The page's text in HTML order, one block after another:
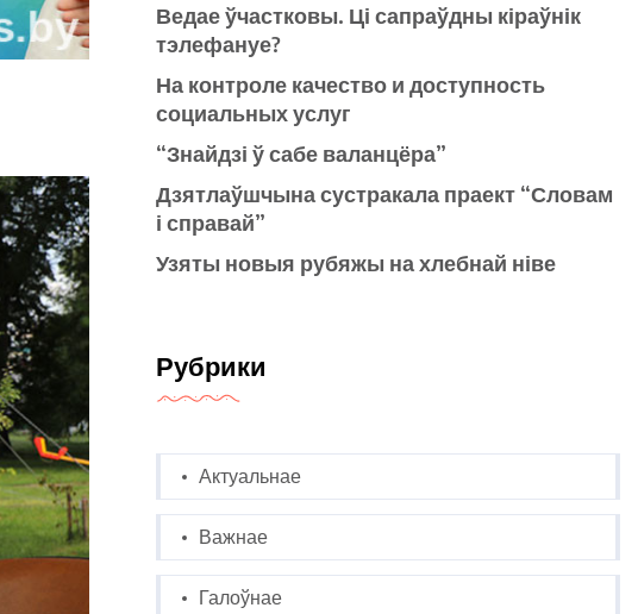
Ведае ўчастковы. Ці сапраўдны кіраўнік
тэлефануе?
На контроле качество и доступность
социальных услуг
“Знайдзі ў сабе валанцёра”
Дзятлаўшчына сустракала праект “Словам
і справай”
Узяты новыя рубяжы на хлебнай ніве
Рубрики
Актуальнае
Важнае
Галоўнае